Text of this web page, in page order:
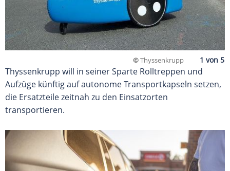
©Thyssenkrupp
Thyssenkrupp will in seiner Sparte Rolltreppen und
Aufzüge künftig auf autonome Transportkapseln setzen,
die Ersatzteile zeitnah zu den Einsatzorten
transportieren.